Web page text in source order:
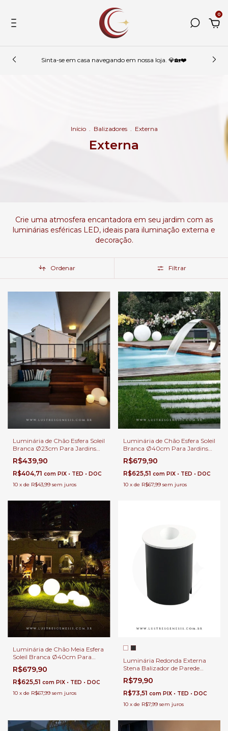
0
Sinta-se em casa navegando em nossa loja. 💎🏡❤️
Início . Balizadores . Externa
Externa
Crie uma atmosfera encantadora em seu jardim com as
luminárias esféricas LED, ideais para iluminação externa e
decoração.
Ordenar Filtrar
Luminária de Chão Esfera Soleil
Branca Ø23cm Para Jardins
Externos, Jardim de Inverno e
Áreas Internas.
R$439,90
R$404,71 com PIX • TED • DOC
10 x de R$43,99 sem juros
Luminária de Chão Esfera Soleil
Branca Ø40cm Para Jardins
Externos, Jardim de Inverno e
Áreas Internas.
R$679,90
R$625,51 com PIX • TED • DOC
10 x de R$67,99 sem juros
Luminária de Chão Meia Esfera
Soleil Branca Ø40cm Para
Áreas Internas e Externas.
R$679,90
R$625,51 com PIX • TED • DOC
10 x de R$67,99 sem juros
Luminária Redonda Externa
Stena Balizador de Parede
Embutido Branco | Preto LED
3000K Para Escada, Muro,
Garagem e Corredor
R$79,90
R$73,51 com PIX • TED • DOC
10 x de R$7,99 sem juros